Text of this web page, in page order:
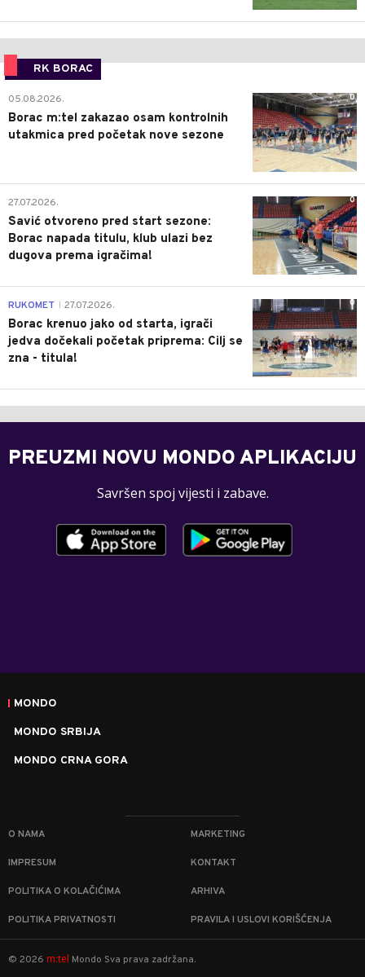
RK BORAC
0
05.08.2026.
Borac m:tel zakazao osam kontrolnih
utakmica pred početak nove sezone
0
27.07.2026.
Savić otvoreno pred start sezone:
Borac napada titulu, klub ulazi bez
dugova prema igračima!
0
RUKOMET 27.07.2026.
Borac krenuo jako od starta, igrači
jedva dočekali početak priprema: Cilj se
zna - titula!
PREUZMI NOVU MONDO APLIKACIJU
Savršen spoj vijesti i zabave.
MONDO
MONDO SRBIJA
MONDO CRNA GORA
O NAMA MARKETING
IMPRESUM KONTAKT
POLITIKA O KOLAČIĆIMA ARHIVA
POLITIKA PRIVATNOSTI PRAVILA I USLOVI KORIŠĆENJA
© 2026 m:tel Mondo Sva prava zadržana.